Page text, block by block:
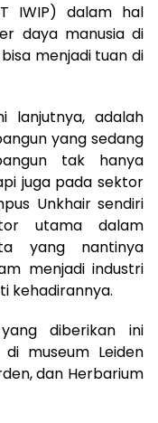
IWIP) dalam hal
daya manusia di
menjadi tuan di
lanjutnya, adalah
yang sedang
tak hanya
juga pada sektor
Unkhair sendiri
utama dalam
yang nantinya
menjadi industri
kehadirannya.
diberikan ini
museum Leiden
dan Herbarium